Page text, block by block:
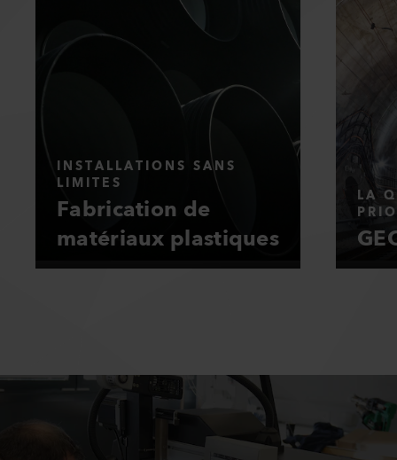
INSTALLATIONS SANS
LIMITES
Fabrication de
matériaux plastiques
LA